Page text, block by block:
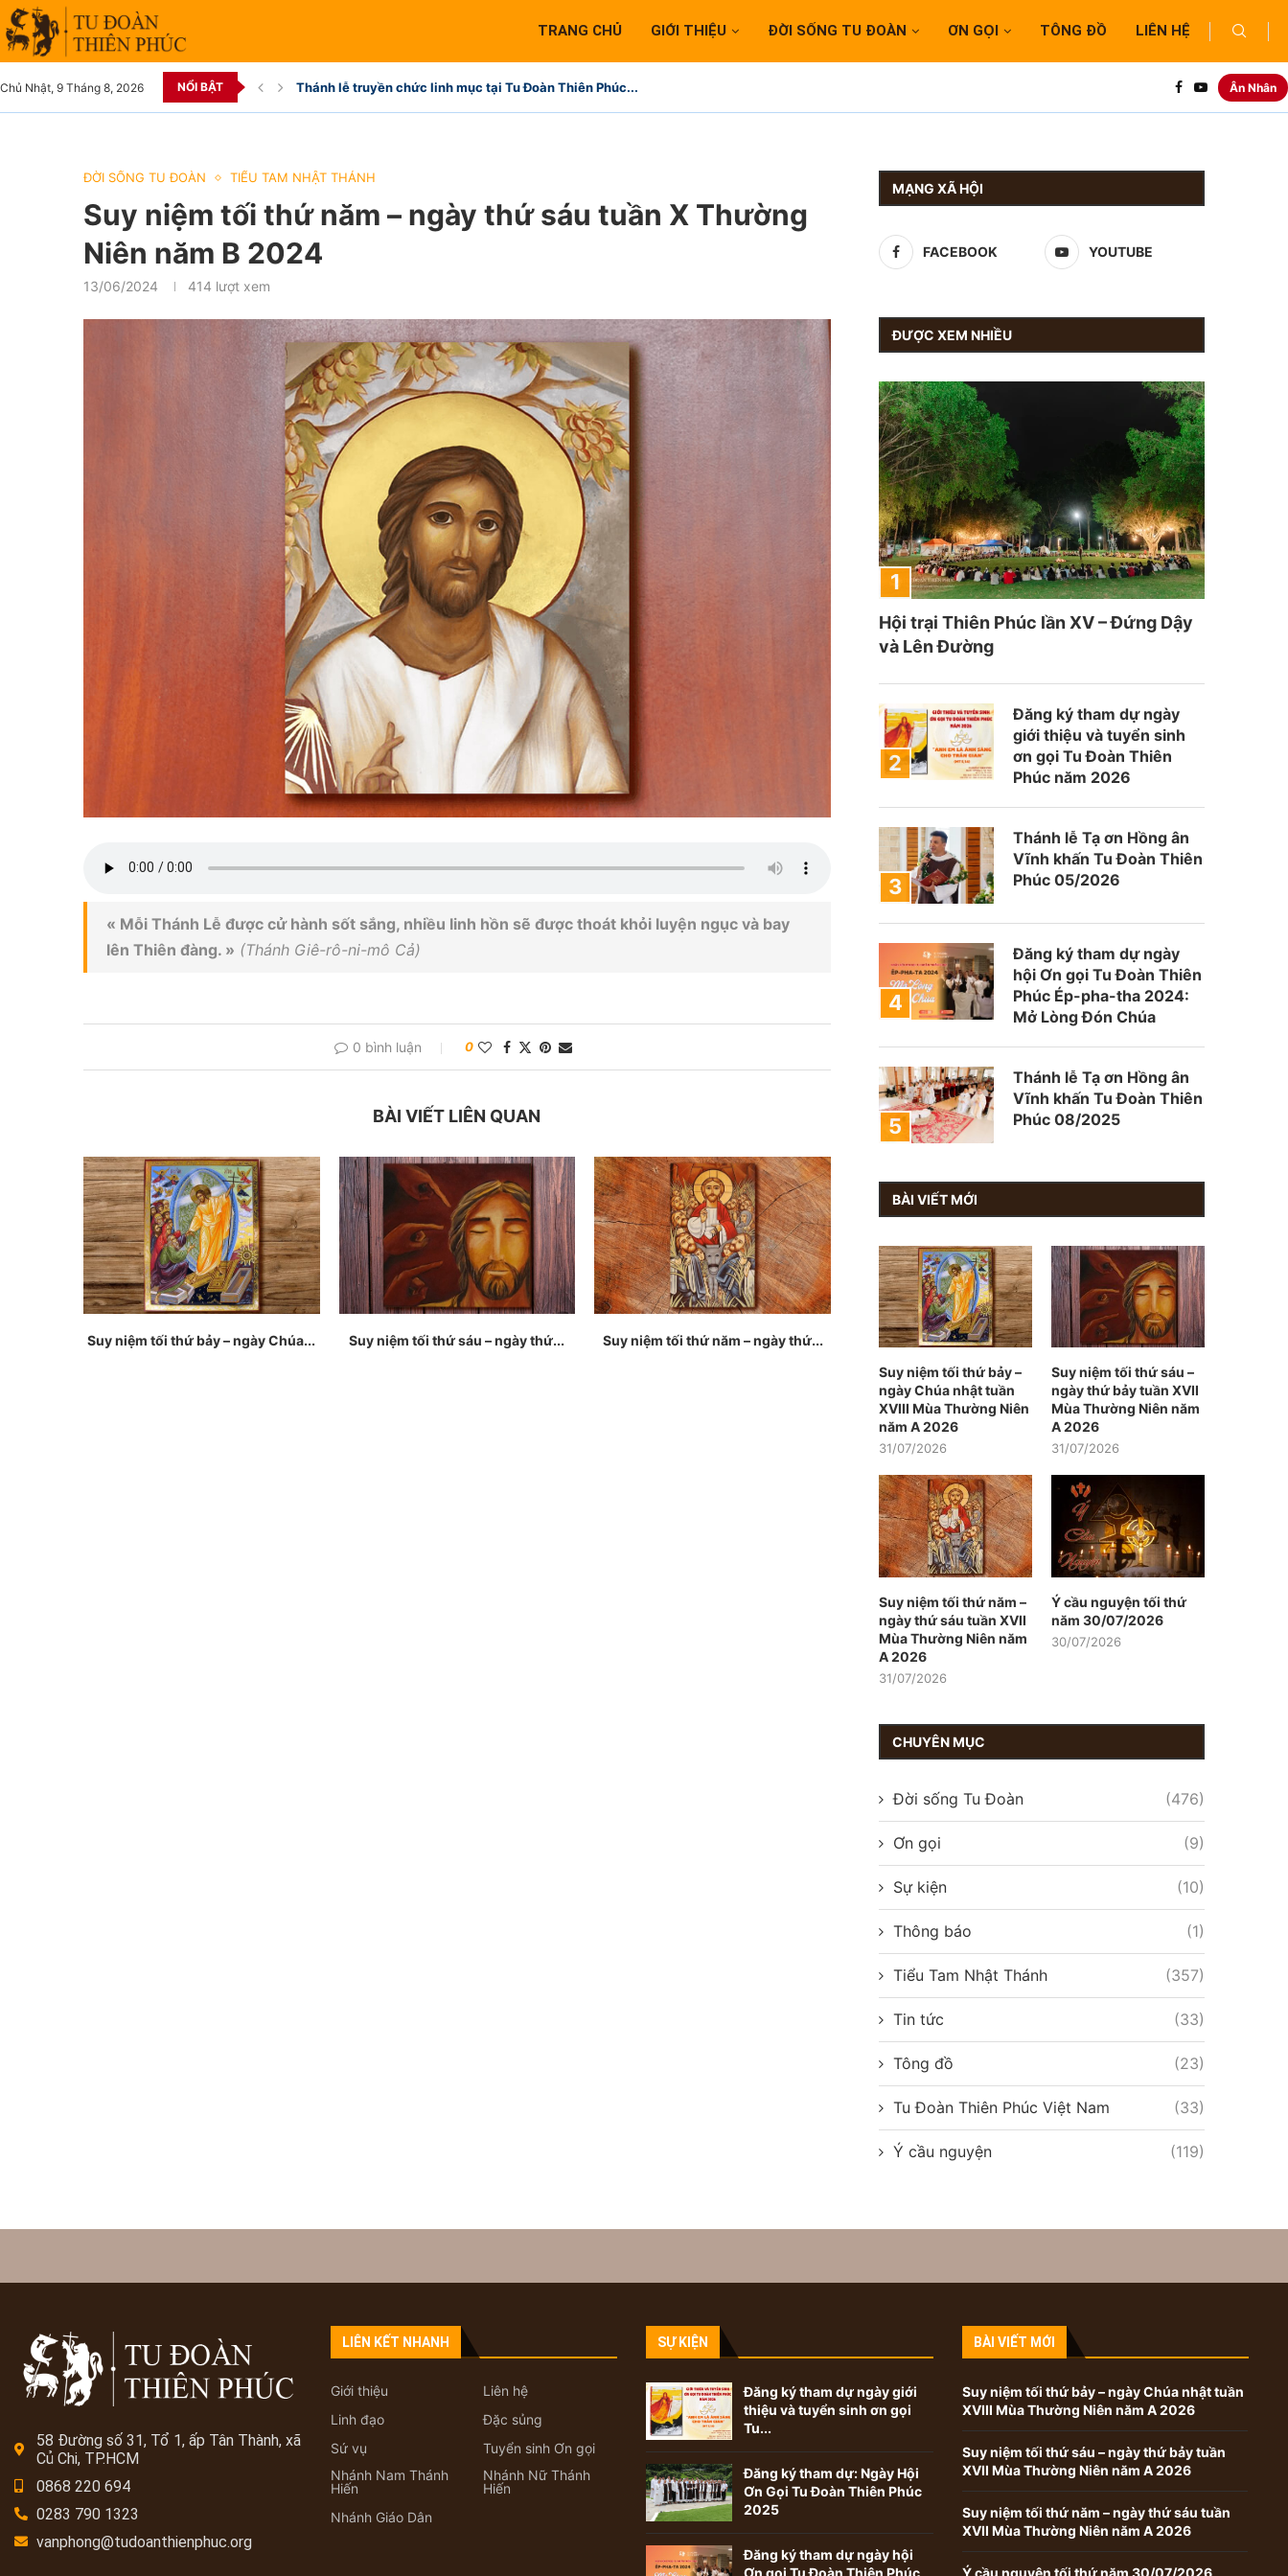
TRANG CHỦ GIỚI THIỆU ĐỜI SỐNG TU ĐOÀN ƠN GỌI TÔNG ĐỒ LIÊN HỆ
Chủ Nhật, 9 Tháng 8, 2026 NỔI BẬT Thánh lễ truyền chức linh mục tại Tu Đoàn Thiên Phúc... Ân Nhân
ĐỜI SỐNG TU ĐOÀN TIỂU TAM NHẬT THÁNH
Suy niệm tối thứ năm – ngày thứ sáu tuần X Thường
Niên năm B 2024
13/06/2024 414 lượt xem
« Mỗi Thánh Lễ được cử hành sốt sắng, nhiều linh hồn sẽ được thoát khỏi luyện ngục và bay
lên Thiên đàng. » (Thánh Giê-rô-ni-mô Cả)
0 bình luận 0
BÀI VIẾT LIÊN QUAN
Suy niệm tối thứ bảy – ngày Chúa... Suy niệm tối thứ sáu – ngày thứ... Suy niệm tối thứ năm – ngày thứ...
MẠNG XÃ HỘI
FACEBOOK YOUTUBE
ĐƯỢC XEM NHIỀU
Hội trại Thiên Phúc lần XV – Đứng Dậy
và Lên Đường
Đăng ký tham dự ngày
giới thiệu và tuyển sinh
ơn gọi Tu Đoàn Thiên
Phúc năm 2026
Thánh lễ Tạ ơn Hồng ân
Vĩnh khấn Tu Đoàn Thiên
Phúc 05/2026
Đăng ký tham dự ngày
hội Ơn gọi Tu Đoàn Thiên
Phúc Ép-pha-tha 2024:
Mở Lòng Đón Chúa
Thánh lễ Tạ ơn Hồng ân
Vĩnh khấn Tu Đoàn Thiên
Phúc 08/2025
BÀI VIẾT MỚI
Suy niệm tối thứ bảy –
ngày Chúa nhật tuần
XVIII Mùa Thường Niên
năm A 2026
31/07/2026
Suy niệm tối thứ sáu –
ngày thứ bảy tuần XVII
Mùa Thường Niên năm
A 2026
31/07/2026
Suy niệm tối thứ năm –
ngày thứ sáu tuần XVII
Mùa Thường Niên năm
A 2026
31/07/2026
Ý cầu nguyện tối thứ
năm 30/07/2026
30/07/2026
CHUYÊN MỤC
Đời sống Tu Đoàn (476)
Ơn gọi (9)
Sự kiện (10)
Thông báo (1)
Tiểu Tam Nhật Thánh (357)
Tin tức (33)
Tông đồ (23)
Tu Đoàn Thiên Phúc Việt Nam (33)
Ý cầu nguyện (119)
58 Đường số 31, Tổ 1, ấp Tân Thành, xã
Củ Chi, TP.HCM
0868 220 694
0283 790 1323
vanphong@tudoanthienphuc.org
LIÊN KẾT NHANH
Giới thiệu
Liên hệ
Linh đạo
Đặc sủng
Sứ vụ
Tuyển sinh Ơn gọi
Nhánh Nam Thánh
Hiến
Nhánh Nữ Thánh
Hiến
Nhánh Giáo Dân
SỰ KIỆN
Đăng ký tham dự ngày giới
thiệu và tuyển sinh ơn gọi
Tu...
Đăng ký tham dự: Ngày Hội
Ơn Gọi Tu Đoàn Thiên Phúc
2025
Đăng ký tham dự ngày hội
Ơn gọi Tu Đoàn Thiên Phúc
BÀI VIẾT MỚI
Suy niệm tối thứ bảy – ngày Chúa nhật tuần
XVIII Mùa Thường Niên năm A 2026
Suy niệm tối thứ sáu – ngày thứ bảy tuần
XVII Mùa Thường Niên năm A 2026
Suy niệm tối thứ năm – ngày thứ sáu tuần
XVII Mùa Thường Niên năm A 2026
Ý cầu nguyện tối thứ năm 30/07/2026